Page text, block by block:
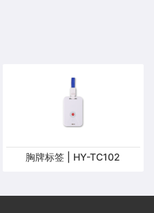
胸牌标签 | HY-TC102